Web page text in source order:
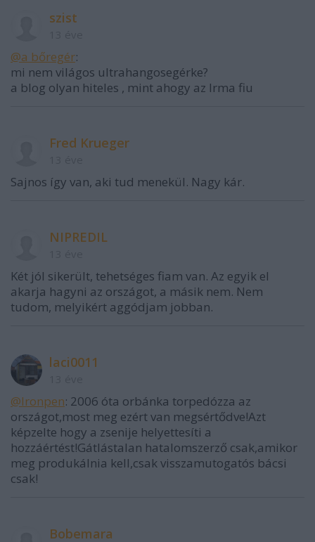
szist
@a bőregér:
mi nem világos ultrahangosegérke?
a blog olyan hiteles , mint ahogy az Irma fiu
Fred Krueger
Sajnos így van, aki tud menekül. Nagy kár.
NIPREDIL
Két jól sikerült, tehetséges fiam van. Az egyik el
akarja hagyni az országot, a másik nem. Nem
tudom, melyikért aggódjam jobban.
laci0011
@Ironpen: 2006 óta orbánka torpedózza az
országot,most meg ezért van megsértődve!Azt
képzelte hogy a zsenije helyettesíti a
hozzáértést!Gátlástalan hatalomszerző csak,amikor
meg produkálnia kell,csak visszamutogatós bácsi
csak!
Bobemara